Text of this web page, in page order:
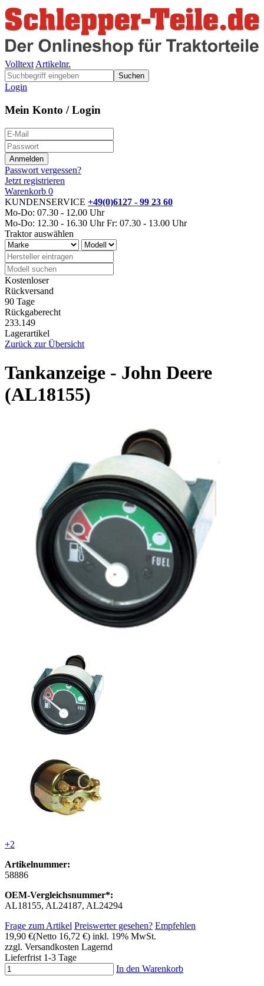
Volltext Artikelnr.
Suchen
Login
Mein Konto / Login
Passwort vergessen?
Jetzt registrieren
Warenkorb 0
KUNDENSERVICE +49(0)6127 - 99 23 60
Mo-Do: 07.30 - 12.00 Uhr
Mo-Do: 12.30 - 16.30 Uhr Fr: 07.30 - 13.00 Uhr
Traktor auswählen
Kostenloser
Rückversand
90 Tage
Rückgaberecht
233.149
Lagerartikel
Zurück zur Übersicht
Tankanzeige - John Deere
(AL18155)
+2
Artikelnummer:
58886
OEM-Vergleichsnummer*:
AL18155, AL24187, AL24294
Frage zum Artikel Preiswerter gesehen? Empfehlen
19,90 €(Netto 16,72 €) inkl. 19% MwSt.
zzgl. Versandkosten Lagernd
Lieferfrist 1-3 Tage
In den Warenkorb